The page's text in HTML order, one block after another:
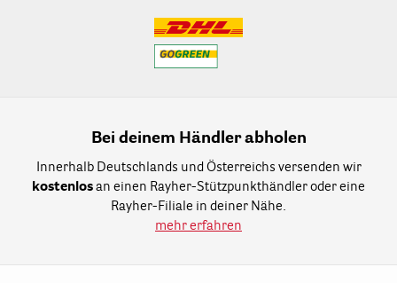
Bei deinem Händler abholen
Innerhalb Deutschlands und Österreichs versenden wir
kostenlos an einen Rayher-Stützpunkthändler oder eine
Rayher-Filiale in deiner Nähe.
mehr erfahren